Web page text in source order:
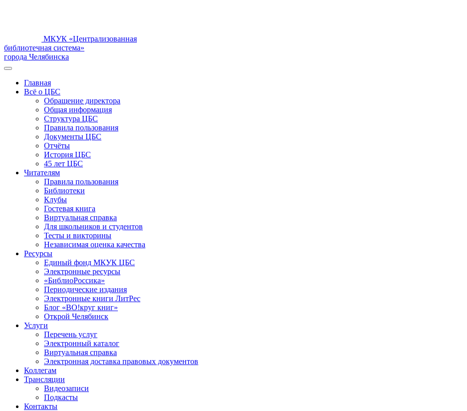
МКУК «Централизованная
библиотечная система»
города Челябинска
Главная
Всё о ЦБС
Обращение директора
Общая информация
Структура ЦБС
Правила пользования
Документы ЦБС
Отчёты
История ЦБС
45 лет ЦБС
Читателям
Правила пользования
Библиотеки
Клубы
Гостевая книга
Виртуальная справка
Для школьников и студентов
Тесты и викторины
Независимая оценка качества
Ресурсы
Единый фонд МКУК ЦБС
Электронные ресурсы
«БиблиоРоссика»
Периодические издания
Электронные книги ЛитРес
Блог «ВО!круг книг»
Открой Челябинск
Услуги
Перечень услуг
Электронный каталог
Виртуальная справка
Электронная доставка правовых документов
Коллегам
Трансляции
Видеозаписи
Подкасты
Контакты